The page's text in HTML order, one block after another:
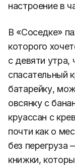
настроение в
В «Соседке»
которого
с девяти утра,
спасательный
батарейку,
овсянку с
круассан с
почти как о
без перегруза
книжки,